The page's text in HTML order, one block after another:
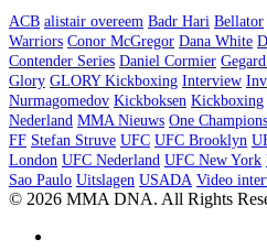
ACB alistair overeem Badr Hari Bellator
Warriors Conor McGregor Dana White
Contender Series Daniel Cormier
Glory GLORY Kickboxing Interview
Nurmagomedov Kickboksen Kickboxing
Nederland MMA Nieuws One
FF Stefan Struve UFC UFC Brooklyn
London UFC Nederland UFC New York
Sao Paulo Uitslagen USADA Video
© 2026 MMA DNA. All Rights